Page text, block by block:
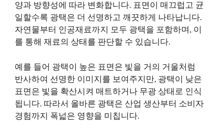
양과 방향성에 따라 변화합니다. 표면이 매끄럽고 균
일할수록 광택은 더 선명하고 깨끗하게 나타납니다.
자연물부터 인공재료까지 모두 광택을 포함하며, 이
를 통해 재료의 상태를 판단할 수 있습니다.
예를 들어 광택이 높은 표면은 빛을 거의 거울처럼
반사하여 선명한 이미지를 보여주지만, 광택이 낮은
표면은 빛을 확산시켜 매트하거나 무광 상태로 인식
됩니다. 따라서 올바른 광택은 산업 생산부터 소비자
경험까지 폭넓은 영향을 미칩니다.